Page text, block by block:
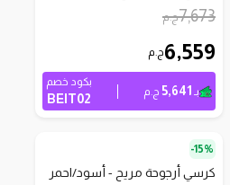
7,673ج.م
6,559ج.م
بـ 5,641 ج.م
بكود خصم
BEIT02
15%-
كرسي أرجوحة مريح - أسود/احمر